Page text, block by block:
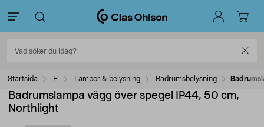
Startsida El Lampor & belysning Badrumsbelysning
Badrumslampa vägg över spegel IP44, 50 cm,
Northlight